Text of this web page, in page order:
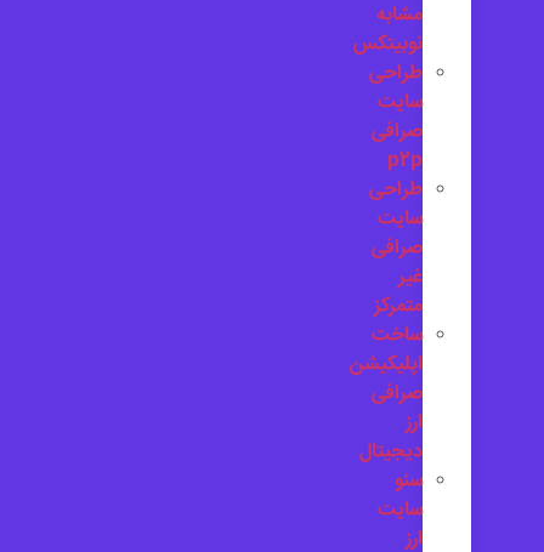
مشابه
نوبیتکس
طراحی
سایت
صرافی
p2p
طراحی
سایت
صرافی
غیر
متمرکز
ساخت
اپلیکیشن
صرافی
ارز
دیجیتال
سئو
سایت
ارز